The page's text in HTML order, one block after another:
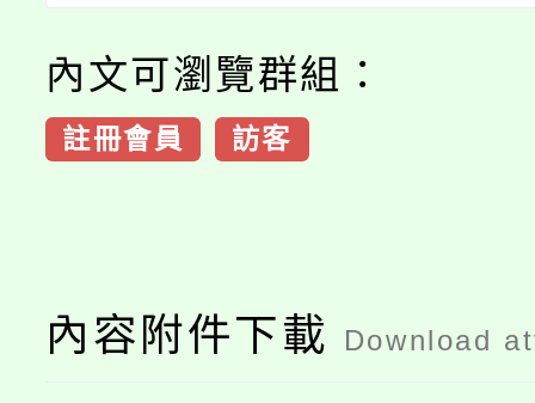
內文可瀏覽群組：
註冊會員 訪客
內容附件下載 Download